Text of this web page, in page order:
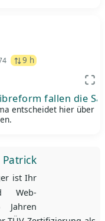
9 h
fallen die
entscheidet hier über
Patrick
ist Ihr
Web-